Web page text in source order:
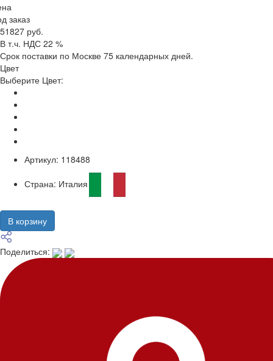
заказ
51827 руб.
В т.ч. НДС 22 %
Срок поставки по Москве 75 календарных дней.
Цвет
Выберите Цвет:
Артикул: 118488
Страна: Италия
В корзину
Поделиться: